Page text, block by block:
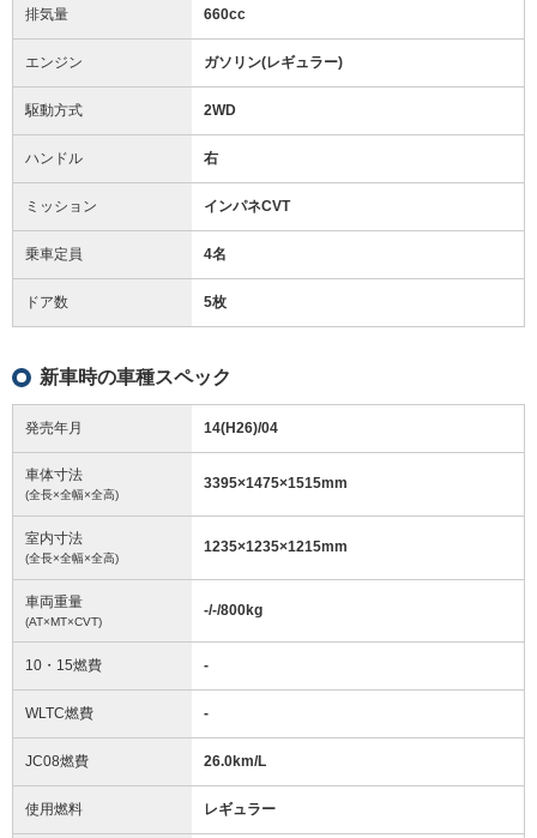
排気量 660cc
エンジン ガソリン(レギュラー)
駆動方式 2WD
ハンドル 右
ミッション インパネCVT
乗車定員 4名
ドア数 5枚
新車時の車種スペック
発売年月 14(H26)/04
車体寸法
(全長×全幅×全高)
3395×1475×1515mm
室内寸法
(全長×全幅×全高)
1235×1235×1215mm
車両重量
(AT×MT×CVT)
-/-/800kg
10・15燃費 -
WLTC燃費 -
JC08燃費 26.0km/L
使用燃料 レギュラー